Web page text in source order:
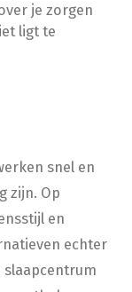
je zorgen
ligt te
snel en
zijn. Op
en
echter
slaapcentrum